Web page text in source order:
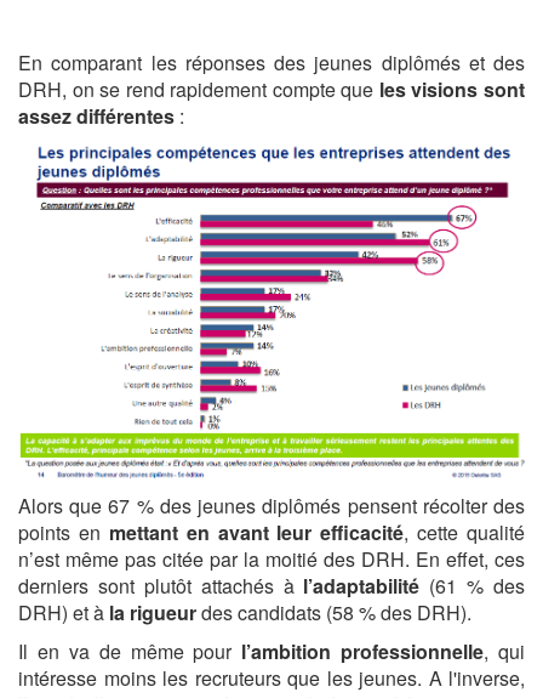
En comparant les réponses des jeunes diplômés et des
DRH, on se rend rapidement compte que les visions sont
assez différentes :
Alors que 67 % des jeunes diplômés pensent récolter des
points en mettant en avant leur efficacité, cette qualité
n’est même pas citée par la moitié des DRH. En effet, ces
derniers sont plutôt attachés àl’adaptabilité (61 % des
DRH) et à la rigueurdes candidats (58 % des DRH).
Il en va de même pour l’ambition professionnelle, qui
intéresse moins les recruteurs que les jeunes. A l'inverse,